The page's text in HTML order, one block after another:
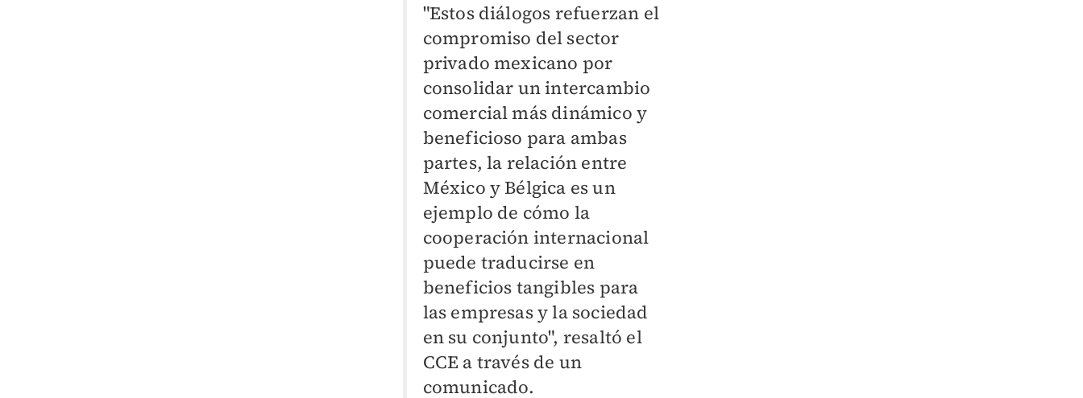
"Estos diálogos refuerzan el
compromiso del sector
privado mexicano por
consolidar un intercambio
comercial más dinámico y
beneficioso para ambas
partes, la relación entre
México y Bélgica es un
ejemplo de cómo la
cooperación internacional
puede traducirse en
beneficios tangibles para
las empresas y la sociedad
en su conjunto", resaltó el
CCE a través de un
comunicado.